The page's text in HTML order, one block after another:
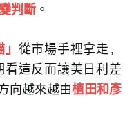
判斷 。
從市場手裡拿走，
這反而讓美日利差
向越來越由植田和彥